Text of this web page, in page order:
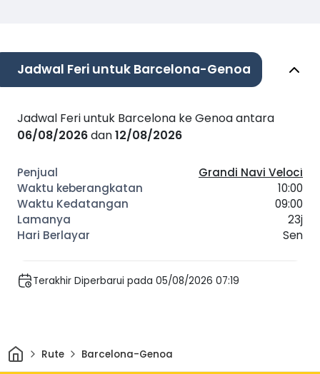
Jadwal Feri untuk Barcelona-Genoa
Jadwal Feri untuk Barcelona ke Genoa antara
06/08/2026dan12/08/2026
Grandi Navi Veloci
10:00
09:00
23j
Sen
Terakhir Diperbarui pada 05/08/2026 07:19
Rumah
Rute Barcelona-Genoa